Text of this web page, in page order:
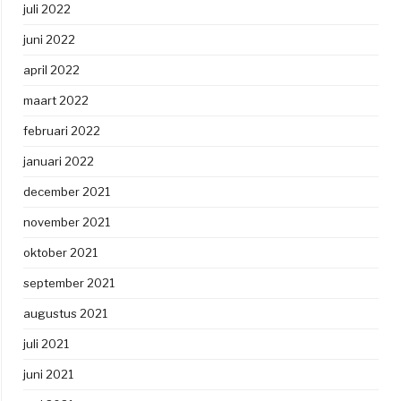
juli 2022
juni 2022
april 2022
maart 2022
februari 2022
januari 2022
december 2021
november 2021
oktober 2021
september 2021
augustus 2021
juli 2021
juni 2021